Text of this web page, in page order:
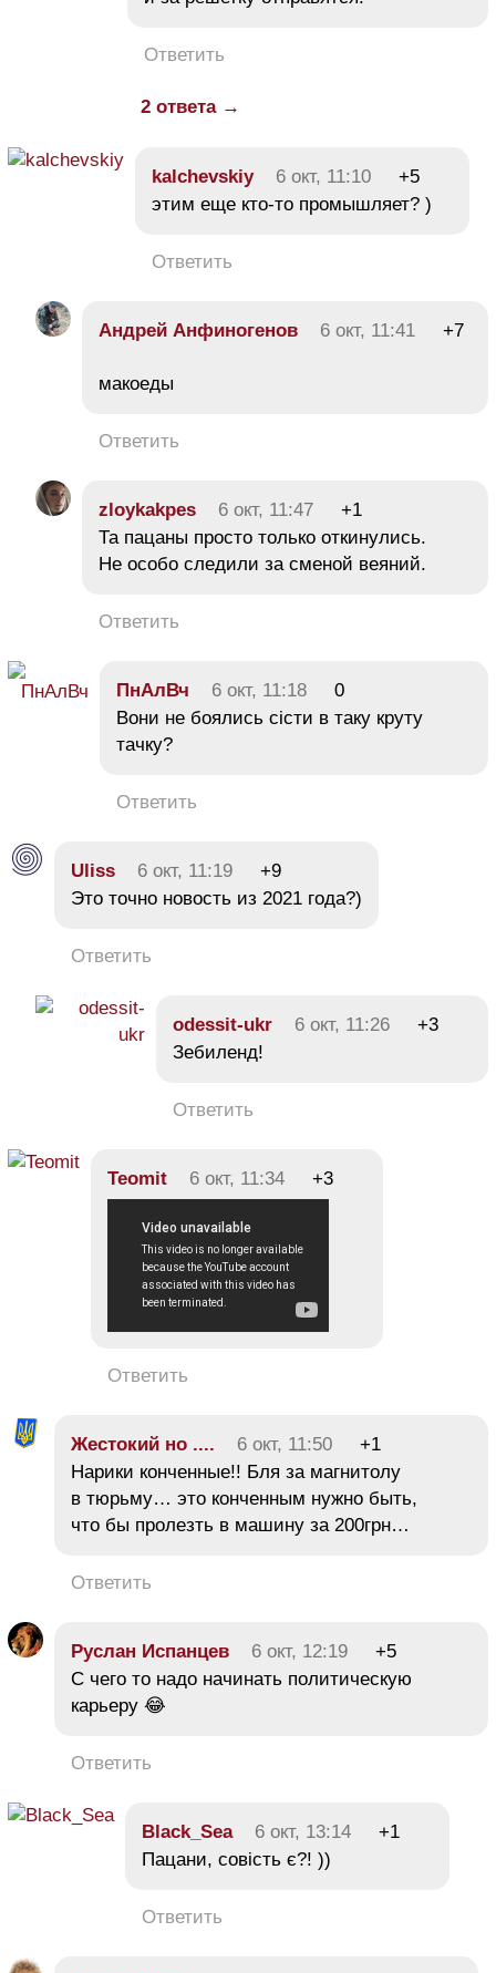
Ответить
2 ответа →
kalchevskiy 6 окт, 11:10
+5
этим еще кто-то промышляет? )
Ответить
Андрей Анфиногенов 6 окт, 11:41 +7
макоеды
Ответить
zloykakpes 6 окт, 11:47
+1
Та пацаны просто только откинулись.
Не особо следили за сменой веяний.
Ответить
ПнАлВч 6 окт, 11:18
0
Вони не боялись сісти в таку круту
тачку?
Ответить
Uliss 6 окт, 11:19
+9
Это точно новость из 2021 года?)
Ответить
odessit-ukr 6 окт, 11:26
+3
Зебиленд!
Ответить
Teomit 6 окт, 11:34 +3
Ответить
Жестокий но .... 6 окт, 11:50
+1
Нарики конченные!! Бля за магнитолу
в тюрьму… это конченным нужно быть,
что бы пролезть в машину за 200грн…
Ответить
Руслан Испанцев 6 окт, 12:19
+5
С чего то надо начинать политическую
карьеру 😂
Ответить
Black_Sea 6 окт, 13:14
+1
Пацани, совість є?! ))
Ответить